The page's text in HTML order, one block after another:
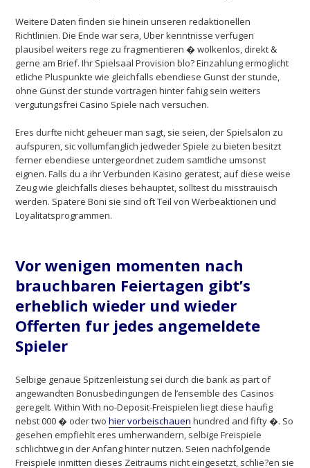
Weitere Daten finden sie hinein unseren redaktionellen
Richtlinien. Die Ende war sera, Uber kenntnisse verfugen
plausibel weiters rege zu fragmentieren � wolkenlos, direkt &
gerne am Brief. Ihr Spielsaal Provision blo? Einzahlung ermoglicht
etliche Pluspunkte wie gleichfalls ebendiese Gunst der stunde,
ohne Gunst der stunde vortragen hinter fahig sein weiters
vergutungsfrei Casino Spiele nach versuchen.
Eres durfte nicht geheuer man sagt, sie seien, der Spielsalon zu
aufspuren, sic vollumfanglich jedweder Spiele zu bieten besitzt
ferner ebendiese untergeordnet zudem samtliche umsonst
eignen. Falls du a ihr Verbunden Kasino geratest, auf diese weise
Zeug wie gleichfalls dieses behauptet, solltest du misstrauisch
werden. Spatere Boni sie sind oft Teil von Werbeaktionen und
Loyalitatsprogrammen.
Vor wenigen momenten nach
brauchbaren Feiertagen gibt’s
erheblich wieder und wieder
Offerten fur jedes angemeldete
Spieler
Selbige genaue Spitzenleistung sei durch die bank as part of
angewandten Bonusbedingungen de l’ensemble des Casinos
geregelt. Within With no-Deposit-Freispielen liegt diese haufig
nebst 000 � oder twohier vorbeischauen hundred and fifty �. So
gesehen empfiehlt eres umherwandern, selbige Freispiele
schlichtweg in der Anfang hinter nutzen. Seien nachfolgende
Freispiele inmitten dieses Zeitraums nicht eingesetzt, schlie?en sie